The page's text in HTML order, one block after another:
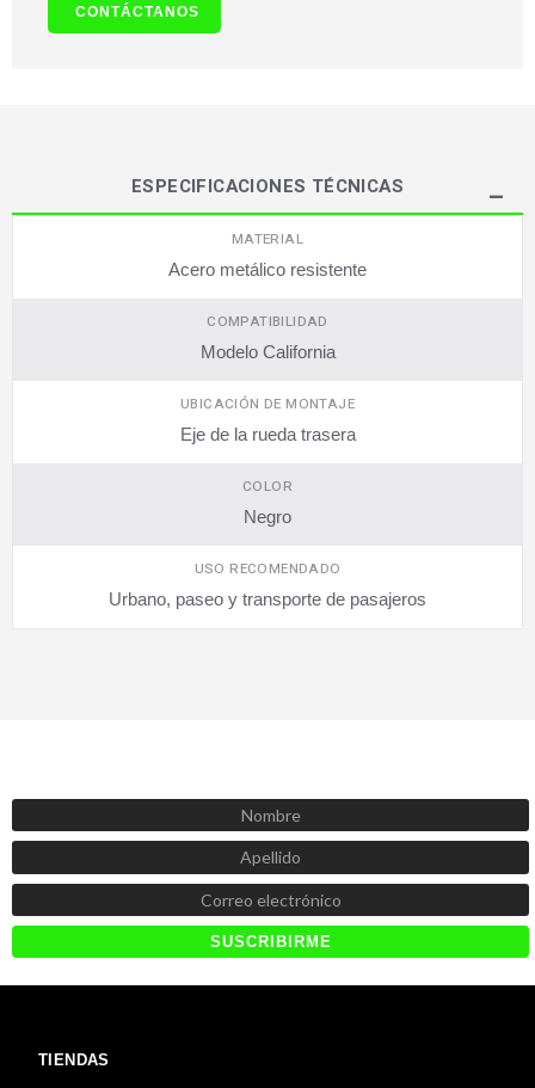
CONTÁCTANOS
ESPECIFICACIONES TÉCNICAS
MATERIAL
Acero metálico resistente
COMPATIBILIDAD
Modelo California
UBICACIÓN DE MONTAJE
Eje de la rueda trasera
COLOR
Negro
USO RECOMENDADO
Urbano, paseo y transporte de pasajeros
TIENDAS